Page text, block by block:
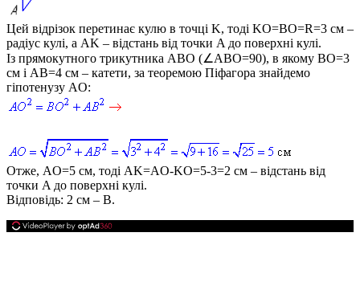
Цей відрізок перетинає кулю в точці K, тоді KO=BO=R=3 см –
радіус кулі, а AK – відстань від точки A до поверхні кулі.
Із прямокутного трикутника ABO (∠ABO=90), в якому BO=3
см і AB=4 см – катети, за теоремою Піфагора знайдемо
гіпотенузу AO:
Отже, AO=5 см, тоді AK=AO-KO=5-3=2 см – відстань від
точки A до поверхні кулі.
Відповідь: 2 см – В.